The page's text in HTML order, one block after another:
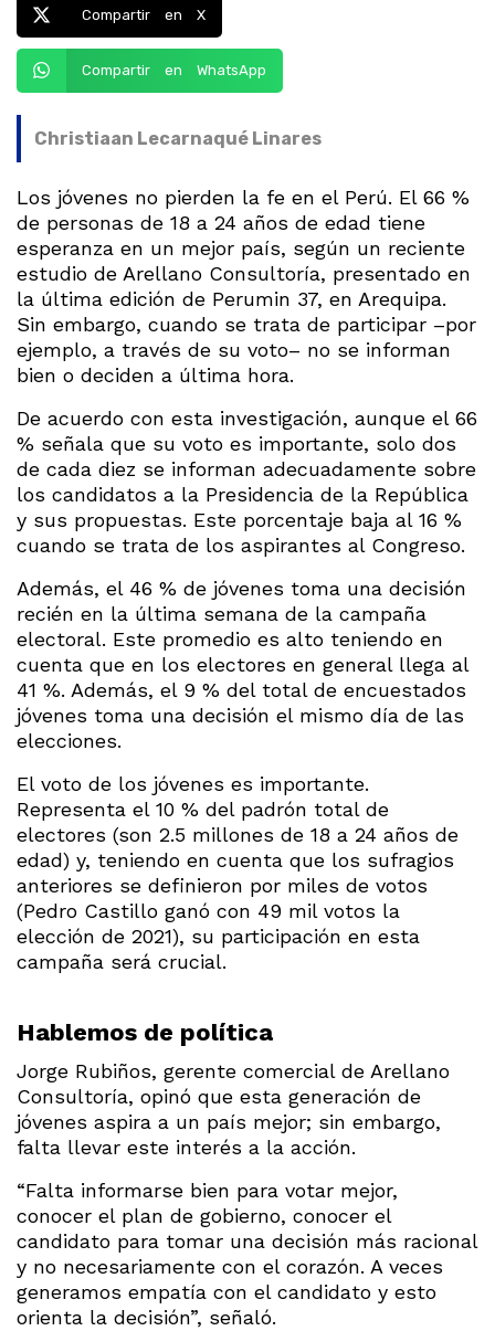
Compartir en X
Compartir en WhatsApp
Christiaan Lecarnaqué Linares
Los jóvenes no pierden la fe en el Perú. El 66 %
de personas de 18 a 24 años de edad tiene
esperanza en un mejor país, según un reciente
estudio de Arellano Consultoría, presentado en
la última edición de Perumin 37, en Arequipa.
Sin embargo, cuando se trata de participar –por
ejemplo, a través de su voto– no se informan
bien o deciden a última hora.
De acuerdo con esta investigación, aunque el 66
% señala que su voto es importante, solo dos
de cada diez se informan adecuadamente sobre
los candidatos a la Presidencia de la República
y sus propuestas. Este porcentaje baja al 16 %
cuando se trata de los aspirantes al Congreso.
Además, el 46 % de jóvenes toma una decisión
recién en la última semana de la campaña
electoral. Este promedio es alto teniendo en
cuenta que en los electores en general llega al
41 %. Además, el 9 % del total de encuestados
jóvenes toma una decisión el mismo día de las
elecciones.
El voto de los jóvenes es importante.
Representa el 10 % del padrón total de
electores (son 2.5 millones de 18 a 24 años de
edad) y, teniendo en cuenta que los sufragios
anteriores se definieron por miles de votos
(Pedro Castillo ganó con 49 mil votos la
elección de 2021), su participación en esta
campaña será crucial.
Hablemos de política
Jorge Rubiños, gerente comercial de Arellano
Consultoría, opinó que esta generación de
jóvenes aspira a un país mejor; sin embargo,
falta llevar este interés a la acción.
“Falta informarse bien para votar mejor,
conocer el plan de gobierno, conocer el
candidato para tomar una decisión más racional
y no necesariamente con el corazón. A veces
generamos empatía con el candidato y esto
orienta la decisión”, señaló.